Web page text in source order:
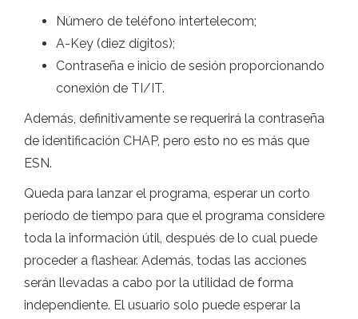
Número de teléfono intertelecom;
A-Key (diez dígitos);
Contraseña e inicio de sesión proporcionando
conexión de TI/IT.
Además, definitivamente se requerirá la contraseña
de identificación CHAP, pero esto no es más que
ESN.
Queda para lanzar el programa, esperar un corto
período de tiempo para que el programa considere
toda la información útil, después de lo cual puede
proceder a flashear. Además, todas las acciones
serán llevadas a cabo por la utilidad de forma
independiente. El usuario solo puede esperar la